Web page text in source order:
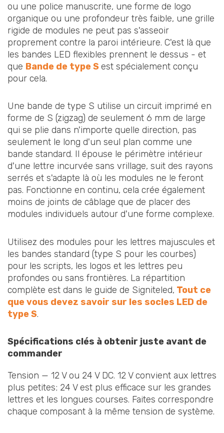
ou une police manuscrite, une forme de logo
organique ou une profondeur très faible, une grille
rigide de modules ne peut pas s'asseoir
proprement contre la paroi intérieure. C'est là que
les bandes LED flexibles prennent le dessus - et
que Bande de type S est spécialement conçu
pour cela.
Une bande de type S utilise un circuit imprimé en
forme de S (zigzag) de seulement 6 mm de large
qui se plie dans n'importe quelle direction, pas
seulement le long d'un seul plan comme une
bande standard. Il épouse le périmètre intérieur
d'une lettre incurvée sans vrillage, suit des rayons
serrés et s'adapte là où les modules ne le feront
pas. Fonctionne en continu, cela crée également
moins de joints de câblage que de placer des
modules individuels autour d'une forme complexe.
Utilisez des modules pour les lettres majuscules et
les bandes standard (type S pour les courbes)
pour les scripts, les logos et les lettres peu
profondes ou sans frontières. La répartition
complète est dans le guide de Signiteled, Tout ce
que vous devez savoir sur les socles LED de
type S.
Spécifications clés à obtenir juste avant de
commander
Tension — 12 V ou 24 V DC. 12 V convient aux lettres
plus petites; 24 V est plus efficace sur les grandes
lettres et les longues courses. Faites correspondre
chaque composant à la même tension de système.